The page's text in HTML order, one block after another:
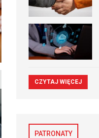
CZYTAJ WIĘCEJ
PATRONATY